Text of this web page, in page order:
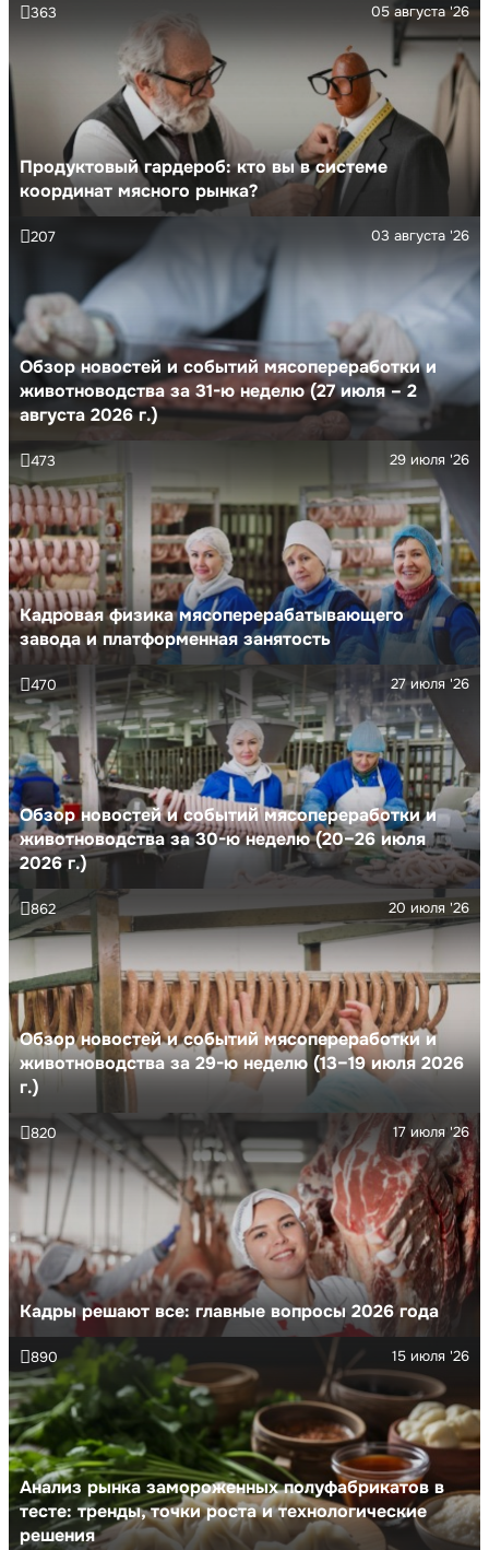
Продуктовый гардероб: кто вы в системе
координат мясного рынка?
05 августа '26
363
Обзор новостей и событий мясопереработки и
животноводства за 31-ю неделю (27 июля – 2
августа 2026 г.)
03 августа '26
207
Кадровая физика мясоперерабатывающего
завода и платформенная занятость
29 июля '26
473
Обзор новостей и событий мясопереработки и
животноводства за 30-ю неделю (20–26 июля
2026 г.)
27 июля '26
470
Обзор новостей и событий мясопереработки и
животноводства за 29-ю неделю (13–19 июля 2026
г.)
20 июля '26
862
Кадры решают все: главные вопросы 2026 года
17 июля '26
820
Анализ рынка замороженных полуфабрикатов в
тесте: тренды, точки роста и технологические
решения
15 июля '26
890